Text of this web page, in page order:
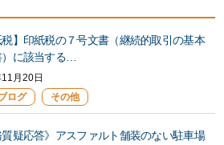
税】印紙税の７号文書（継続的取引の基本
に該当する…
月20日
ログ
その他
質疑応答》アスファルト舗装のない駐車場